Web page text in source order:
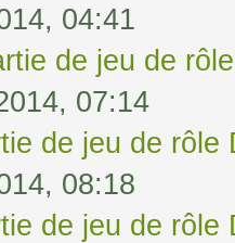
04:41
de jeu de
07:14
de jeu de rôle
08:18
de jeu de rôle